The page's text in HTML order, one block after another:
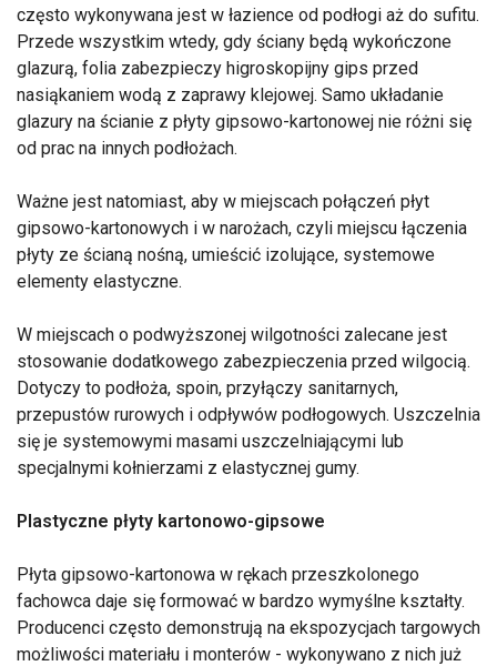
często wykonywana jest w łazience od podłogi aż do sufitu.
Przede wszystkim wtedy, gdy ściany będą wykończone
glazurą, folia zabezpieczy higroskopijny gips przed
nasiąkaniem wodą z zaprawy klejowej. Samo układanie
glazury na ścianie z płyty gipsowo-kartonowej nie różni się
od prac na innych podłożach.
Ważne jest natomiast, aby w miejscach połączeń płyt
gipsowo-kartonowych i w narożach, czyli miejscu łączenia
płyty ze ścianą nośną, umieścić izolujące, systemowe
elementy elastyczne.
W miejscach o podwyższonej wilgotności zalecane jest
stosowanie dodatkowego zabezpieczenia przed wilgocią.
Dotyczy to podłoża, spoin, przyłączy sanitarnych,
przepustów rurowych i odpływów podłogowych. Uszczelnia
się je systemowymi masami uszczelniającymi lub
specjalnymi kołnierzami z elastycznej gumy.
Plastyczne płyty kartonowo-gipsowe
Płyta gipsowo-kartonowa w rękach przeszkolonego
fachowca daje się formować w bardzo wymyślne kształty.
Producenci często demonstrują na ekspozycjach targowych
możliwości materiału i monterów - wykonywano z nich już